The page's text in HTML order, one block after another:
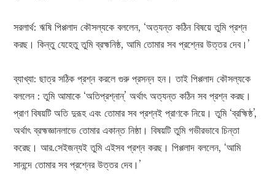
সরলার্থ: ঋষি পিপ্পলাদ কৌসল্যকে বললেন, ‘অত্যন্ত কঠিন বিষয়ে তুমি প্রশ্ন
করছ। কিন্তু যেহেতু তুমি ব্রহ্মনিষ্ঠ, আমি তোমার সব প্রশ্নের উত্তর দেব।’
ব্যাখ্যা: ছাত্র সঠিক প্রশ্ন করলে গুরু প্রসন্ন হন। তাই পিপ্পলাদ কৌসল্যকে
বললেন : তুমি আমাকে ‘অতিপ্রশ্নান্‌’ অর্থাৎ অত্যন্ত কঠিন সব প্রশ্ন করছ।
প্রাণ বিষয়টি অতি দুরূহ এবং তোমার সব প্রশ্নই প্রাণকে নিয়ে। তুমি ‘ব্রহ্মিষ্ঠ’,
অর্থাৎ ব্রহ্মজ্ঞানলাভে তোমার একান্ত নিষ্ঠা। বিষয়টি তুমি গভীরভাবে চিন্তা
করেছ। আর.সেইজন্যই তুমি এইসব প্রশ্ন করছ। পিপ্পলাদ বললেন, ‘আমি
সানন্দে তোমার সব প্রশ্নের উত্তর দেব।’